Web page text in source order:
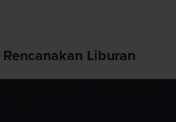
Rencanakan Liburan